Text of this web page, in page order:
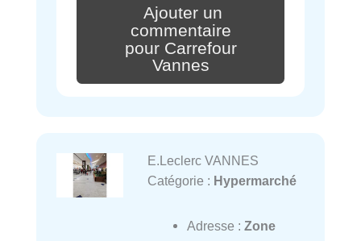
Ajouter un
commentaire
pour Carrefour
Vannes
E.Leclerc VANNES
Catégorie : Hypermarché
Adresse : Zone